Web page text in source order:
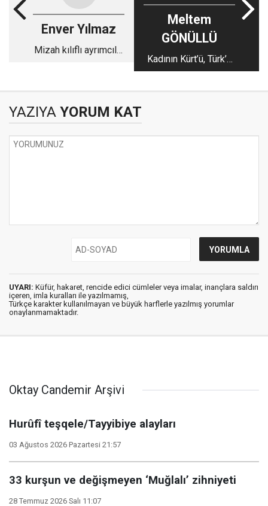
Enver Yılmaz
Mizah kılıflı ayrımcılık
Meltem
GÖNÜLLÜ
Kadının Kürt’ü, Türk’ü
olur mu hiç! Siz hiçbir
YAZIYA YORUM KAT
UYARI: Küfür, hakaret, rencide edici cümleler veya imalar, inançlara saldırı
içeren, imla kuralları ile yazılmamış,
Türkçe karakter kullanılmayan ve büyük harflerle yazılmış yorumlar
onaylanmamaktadır.
Oktay Candemir Arşivi
Hurûfî teşqele/Tayyibiye alayları
03 Ağustos 2026 Pazartesi 21:57
33 kurşun ve değişmeyen ‘Muğlalı’ zihniyeti
28 Temmuz 2026 Salı 11:07